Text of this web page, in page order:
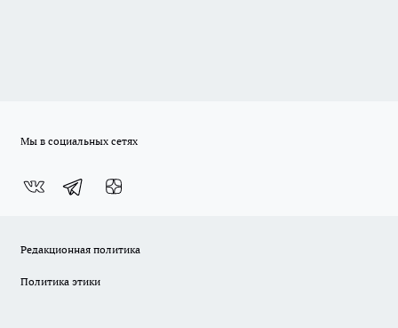
Мы в социальных сетях
Редакционная политика
Политика этики